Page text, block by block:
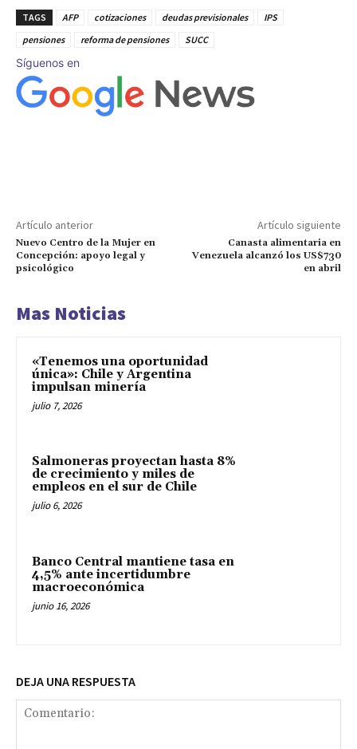
TAGS AFP cotizaciones deudas previsionales
IPS
pensiones
reforma de pensiones SUCC
Síguenos en
Artículo anterior
Nuevo Centro de la Mujer en
Concepción: apoyo legal y
psicológico
Artículo siguiente
Canasta alimentaria en
Venezuela alcanzó los US$730
en abril
Mas Noticias
«Tenemos una oportunidad
única»: Chile y Argentina
impulsan minería
julio 7, 2026
Salmoneras proyectan hasta 8%
de crecimiento y miles de
empleos en el sur de Chile
julio 6, 2026
Banco Central mantiene tasa en
4,5% ante incertidumbre
macroeconómica
junio 16, 2026
DEJA UNA RESPUESTA